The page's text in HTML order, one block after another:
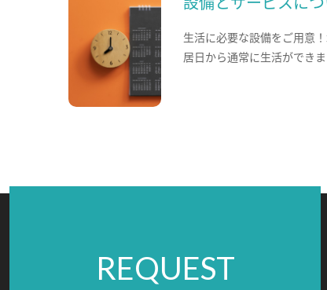
生活に必要な設備をご用意
居日から通常に生活ができま
REQUEST